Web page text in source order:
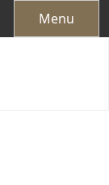
Menu